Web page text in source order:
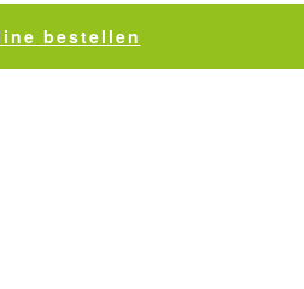
bestellen